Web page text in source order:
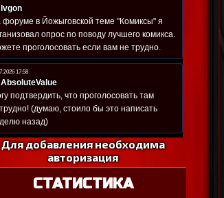
Для добавления необходима
авторизация
СТАТИСТИКА